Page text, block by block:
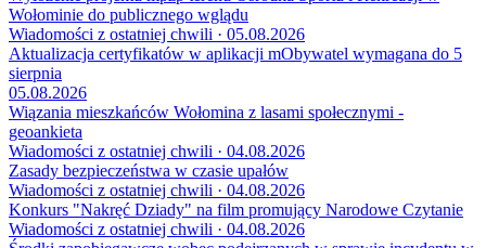
Wołominie do publicznego wglądu
Wiadomości z ostatniej chwili · 05.08.2026
Aktualizacja certyfikatów w aplikacji mObywatel wymagana do 5
sierpnia
05.08.2026
Wiązania mieszkańców Wołomina z lasami społecznymi -
geoankieta
Wiadomości z ostatniej chwili · 04.08.2026
Zasady bezpieczeństwa w czasie upałów
Wiadomości z ostatniej chwili · 04.08.2026
Konkurs "Nakręć Dziady" na film promujący Narodowe Czytanie
Wiadomości z ostatniej chwili · 04.08.2026